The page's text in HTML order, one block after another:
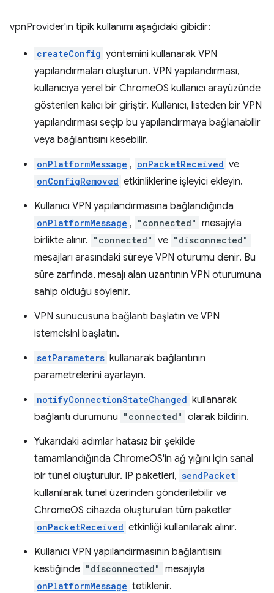
vpnProvider'ın tipik kullanımı aşağıdaki gibidir:
createConfig yöntemini kullanarak VPN
yapılandırmaları oluşturun. VPN yapılandırması,
kullanıcıya yerel bir ChromeOS kullanıcı arayüzünde
gösterilen kalıcı bir giriştir. Kullanıcı, listeden bir VPN
yapılandırması seçip bu yapılandırmaya bağlanabilir
veya bağlantısını kesebilir.
onPlatformMessage , onPacketReceived ve
onConfigRemoved etkinliklerine işleyici ekleyin.
Kullanıcı VPN yapılandırmasına bağlandığında
onPlatformMessage , "connected" mesajıyla
birlikte alınır. "connected" ve "disconnected"
mesajları arasındaki süreye VPN oturumu denir. Bu
süre zarfında, mesajı alan uzantının VPN oturumuna
sahip olduğu söylenir.
VPN sunucusuna bağlantı başlatın ve VPN
istemcisini başlatın.
setParameters kullanarak bağlantının
parametrelerini ayarlayın.
notifyConnectionStateChanged kullanarak
bağlantı durumunu "connected" olarak bildirin.
Yukarıdaki adımlar hatasız bir şekilde
tamamlandığında ChromeOS'in ağ yığını için sanal
bir tünel oluşturulur. IP paketleri, sendPacket
kullanılarak tünel üzerinden gönderilebilir ve
ChromeOS cihazda oluşturulan tüm paketler
onPacketReceived etkinliği kullanılarak alınır.
Kullanıcı VPN yapılandırmasının bağlantısını
kestiğinde "disconnected" mesajıyla
onPlatformMessage tetiklenir.